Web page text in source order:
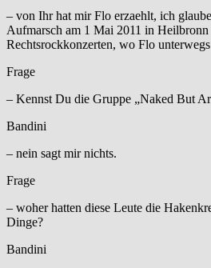
– von Ihr hat mir Flo erzaehlt, ich
Aufmarsch am 1 Mai 2011 in Heilbronn
Rechtsrockkonzerten, wo Flo
Frage
– Kennst Du die Gruppe „Naked But
Bandini
– nein sagt mir nichts.
Frage
– woher hatten diese Leute die
Dinge?
Bandini